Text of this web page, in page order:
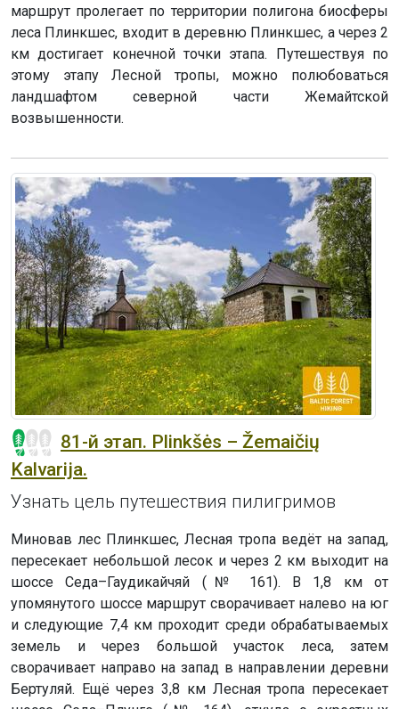
маршрут пролегает по территории полигона биосферы
леса Плинкшес, входит в деревню Плинкшес, а через 2
км достигает конечной точки этапа. Путешествуя по
этому этапу Лесной тропы, можно полюбоваться
ландшафтом северной части Жемайтской
возвышенности.
81-й этап. Plinkšės – Žemaičių
Kalvarija.
Узнать цель путешествия пилигримов
Миновав лес Плинкшес, Лесная тропа ведёт на запад,
пересекает небольшой лесок и через 2 км выходит на
шоссе Седа–Гаудикайчяй (№ 161). В 1,8 км от
упомянутого шоссе маршрут сворачивает налево на юг
и следующие 7,4 км проходит среди обрабатываемых
земель и через большой участок леса, затем
сворачивает направо на запад в направлении деревни
Бертуляй. Ещё через 3,8 км Лесная тропа пересекает